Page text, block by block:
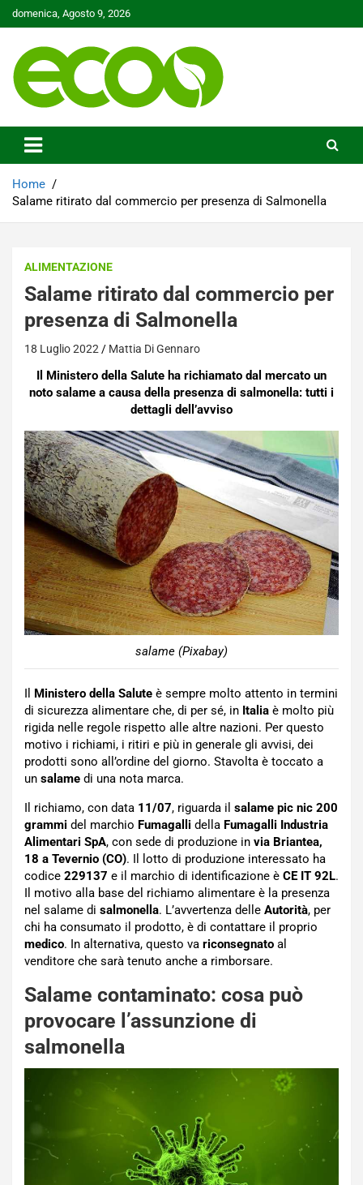
Skip
to
domenica, Agosto 9, 2026
Ecoo.it
Home
Salame ritirato dal commercio per presenza di Salmonella
ALIMENTAZIONE
Salame ritirato dal commercio per
presenza di Salmonella
18 Luglio 2022 Mattia Di Gennaro
Il Ministero della Salute ha richiamato dal mercato un
noto salame a causa della presenza di salmonella: tutti i
dettagli dell’avviso
salame (Pixabay)
Il Ministero della Salute è sempre molto attento in termini
di sicurezza alimentare che, di per sé, in Italia è molto più
rigida nelle regole rispetto alle altre nazioni. Per questo
motivo i richiami, i ritiri e più in generale gli avvisi, dei
prodotti sono all’ordine del giorno. Stavolta è toccato a
un salame di una nota marca.
Il richiamo, con data 11/07, riguarda il salame pic nic 200
grammi del marchio Fumagalli della Fumagalli Industria
Alimentari SpA, con sede di produzione in via Briantea,
18 a Tevernio (CO). Il lotto di produzione interessato ha
codice 229137 e il marchio di identificazione è CE IT 92L.
Il motivo alla base del richiamo alimentare è la presenza
nel salame di salmonella. L’avvertenza delle Autorità, per
chi ha consumato il prodotto, è di contattare il proprio
medico. In alternativa, questo va riconsegnato al
venditore che sarà tenuto anche a rimborsare.
Salame contaminato: cosa può
provocare l’assunzione di
salmonella